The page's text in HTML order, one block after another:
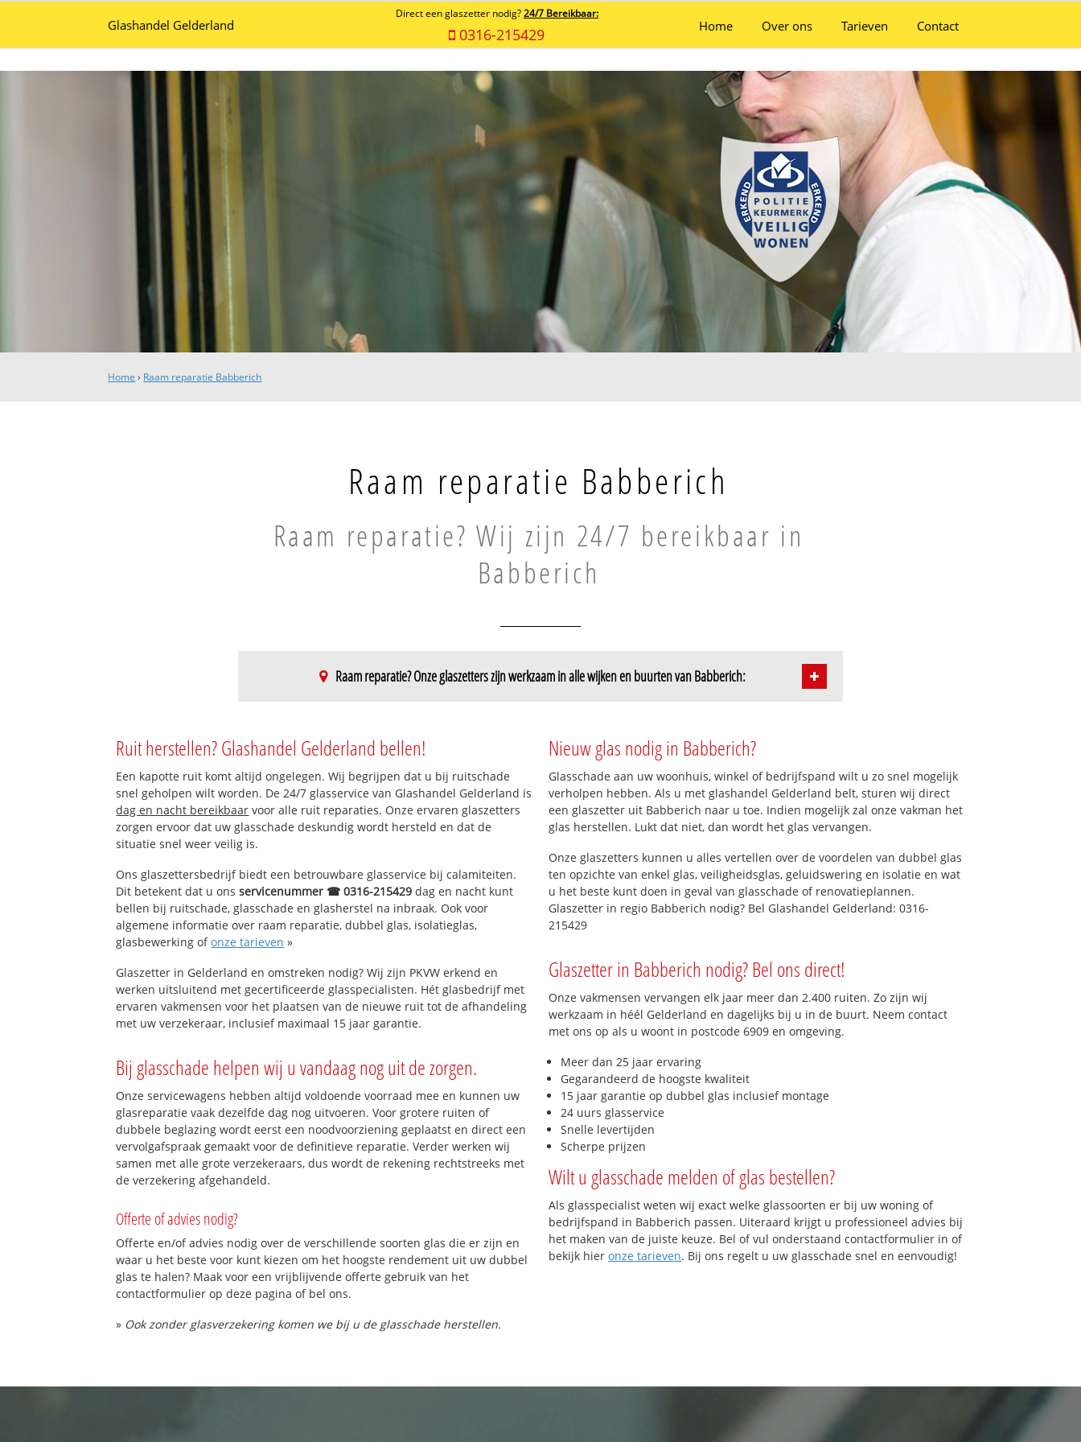
Glashandel Gelderland
Direct een glaszetter nodig? 24/7 Bereikbaar:
0316-215429 Home Over ons Tarieven Contact
Home › Raam reparatie Babberich
Raam reparatie Babberich
Raam reparatie? Wij zijn 24/7 bereikbaar in
Babberich
Raam reparatie? Onze glaszetters zijn werkzaam in alle wijken en buurten van Babberich:
Camphuizen
Steeg
Kwartier
Ruit herstellen? Glashandel Gelderland bellen!
Een kapotte ruit komt altijd ongelegen. Wij begrijpen dat u bij ruitschade
snel geholpen wilt worden. De 24/7 glasservice van Glashandel Gelderland is
dag en nacht bereikbaar voor alle ruit reparaties. Onze ervaren glaszetters
zorgen ervoor dat uw glasschade deskundig wordt hersteld en dat de
situatie snel weer veilig is.
Ons glaszettersbedrijf biedt een betrouwbare glasservice bij calamiteiten.
Dit betekent dat u onsservicenummer ☎ 0316-215429 dag en nacht kunt
bellen bij ruitschade, glasschade en glasherstel na inbraak. Ook voor
algemene informatie over raam reparatie, dubbel glas, isolatieglas,
glasbewerking ofonze tarieven »
Glaszetter in Gelderland en omstreken nodig? Wij zijn PKVW erkend en
werken uitsluitend met gecertificeerde glasspecialisten. Hét glasbedrijf met
ervaren vakmensen voor het plaatsen van de nieuwe ruit tot de afhandeling
met uw verzekeraar, inclusief maximaal 15 jaar garantie.
Bij glasschade helpen wij u vandaag nog uit de zorgen.
Onze servicewagens hebben altijd voldoende voorraad mee en kunnen uw
glasreparatie vaak dezelfde dag nog uitvoeren. Voor grotere ruiten of
dubbele beglazing wordt eerst een noodvoorziening geplaatst en direct een
vervolgafspraak gemaakt voor de definitieve reparatie. Verder werken wij
samen met alle grote verzekeraars, dus wordt de rekening rechtstreeks met
de verzekering afgehandeld.
Offerte of advies nodig?
Offerte en/of advies nodig over de verschillende soorten glas die er zijn en
waar u het beste voor kunt kiezen om het hoogste rendement uit uw dubbel
glas te halen? Maak voor een vrijblijvende offerte gebruik van het
contactformulier op deze pagina of bel ons.
» Ook zonder glasverzekering komen we bij u de glasschade herstellen.
Nieuw glas nodig in Babberich?
Glasschade aan uw woonhuis, winkel of bedrijfspand wilt u zo snel mogelijk
verholpen hebben. Als u met glashandel Gelderland belt, sturen wij direct
een glaszetter uit Babberich naar u toe. Indien mogelijk zal onze vakman het
glas herstellen. Lukt dat niet, dan wordt het glas vervangen.
Onze glaszetters kunnen u alles vertellen over de voordelen van dubbel glas
ten opzichte van enkel glas, veiligheidsglas, geluidswering en isolatie en wat
u het beste kunt doen in geval van glasschade of renovatieplannen.
Glaszetter in regio Babberich nodig? Bel Glashandel Gelderland: 0316-
215429
Glaszetter in Babberich nodig? Bel ons direct!
Onze vakmensen vervangen elk jaar meer dan 2.400 ruiten. Zo zijn wij
werkzaam in héél Gelderland en dagelijks bij u in de buurt. Neem contact
met ons op als u woont in postcode 6909 en omgeving.
Meer dan 25 jaar ervaring
Gegarandeerd de hoogste kwaliteit
15 jaar garantie op dubbel glas inclusief montage
24 uurs glasservice
Snelle levertijden
Scherpe prijzen
Wilt u glasschade melden of glas bestellen?
Als glasspecialist weten wij exact welke glassoorten er bij uw woning of
bedrijfspand in Babberich passen. Uiteraard krijgt u professioneel advies bij
het maken van de juiste keuze. Bel of vul onderstaand contactformulier in of
bekijk hier onze tarieven. Bij ons regelt u uw glasschade snel en eenvoudig!